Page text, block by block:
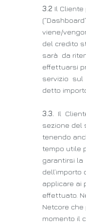
3.2 Il
viene/
del credito
sarà da
effettuarsi
servizio sul
detto
3.3.
Il
sezione del
tenendo
tempo utile
garantirsi la
applicare ai
effettuato.
Netcore
momento il